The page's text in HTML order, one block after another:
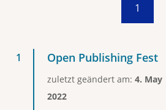
1
Open Publishing Fest
zuletzt geändert am: 4. May
2022